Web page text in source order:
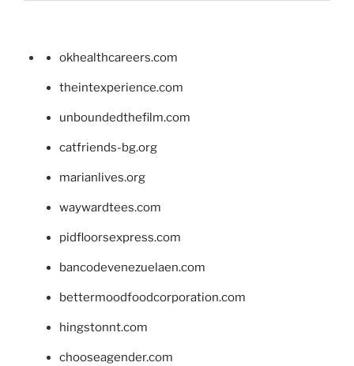
okhealthcareers.com
theintexperience.com
unboundedthefilm.com
catfriends-bg.org
marianlives.org
waywardtees.com
pidfloorsexpress.com
bancodevenezuelaen.com
bettermoodfoodcorporation.com
hingstonnt.com
chooseagender.com